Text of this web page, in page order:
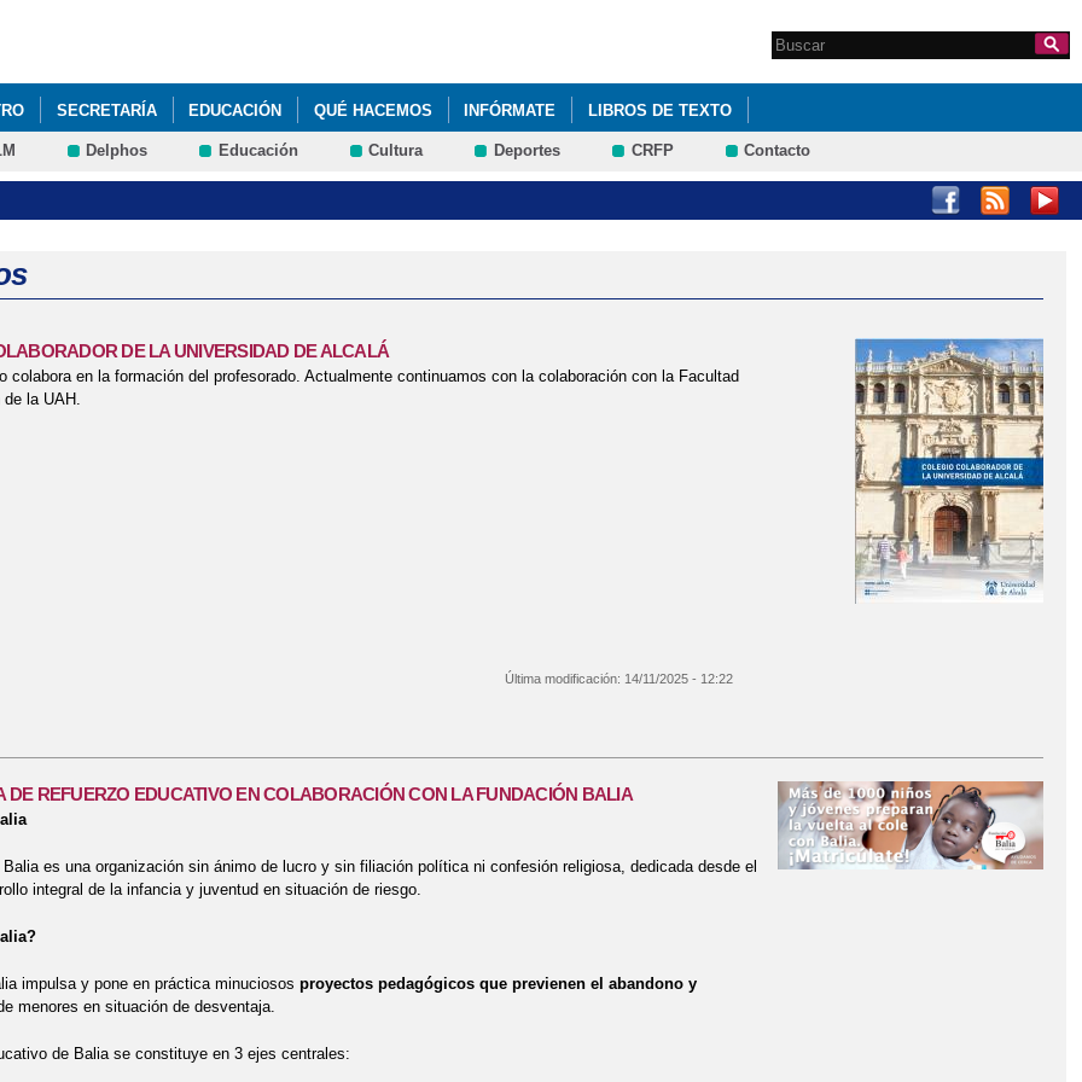
Formulario de
Search this site
SECRETARÍA EDUCACIÓN QUÉ HACEMOS INFÓRMATE LIBROS DE TEXTO
Delphos Educación Cultura Deportes CRFP Contacto
DE LA UNIVERSIDAD DE ALCALÁ
colabora en la formación del profesorado. Actualmente continuamos con la colaboración con la Facultad
la UAH.
Última modificación: 14/11/2025 - 12:22
DE REFUERZO EDUCATIVO EN COLABORACIÓN CON LA FUNDACIÓN BALIA
Balia es una organización sin ánimo de lucro y sin filiación política ni confesión religiosa, dedicada desde el
integral de la infancia y juventud en situación de riesgo.
impulsa y pone en práctica minuciosos proyectos pedagógicos que previenen el abandono y
menores en situación de desventaja.
de Balia se constituye en 3 ejes centrales: